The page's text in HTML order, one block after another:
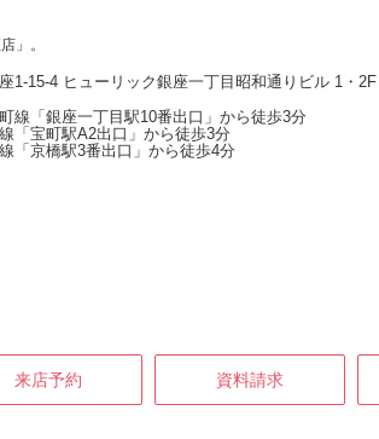
」。
1-15-4 ヒューリック銀座一丁目昭和通りビル 1・2F
線「銀座一丁目駅10番出口」から徒歩3分
「宝町駅A2出口」から徒歩3分
「京橋駅3番出口」から徒歩4分
来店予約 資料請求